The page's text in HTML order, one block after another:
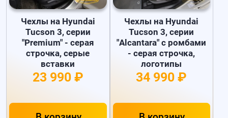
Чехлы на Hyundai
Tucson 3, серии
"Premium" - серая
строчка, серые
вставки
23 990 ₽
Чехлы на Hyundai
Tucson 3, серии
"Alcantara" с ромбами
- серая строчка,
логотипы
34 990 ₽